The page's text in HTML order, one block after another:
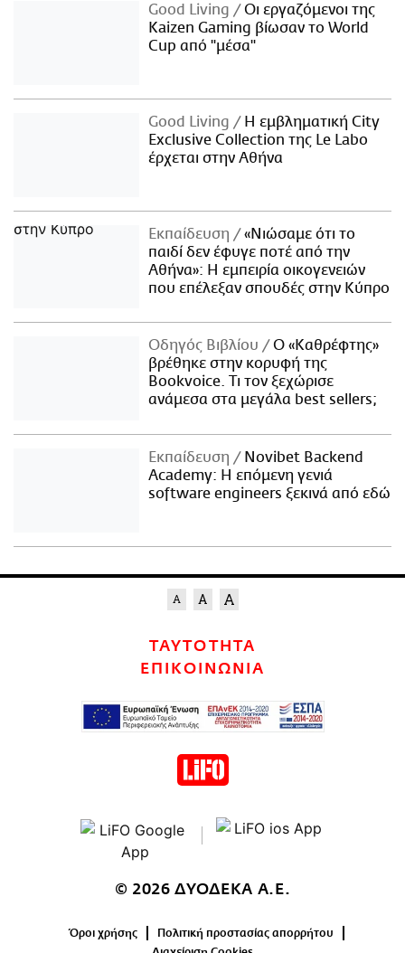
Good Living
Οι εργαζόμενοι της
Kaizen Gaming βίωσαν το World
Cup από "μέσα"
Good Living
Η εμβληματική City
Exclusive Collection της Le Labo
έρχεται στην Αθήνα
Εκπαίδευση
«Νιώσαμε ότι το
παιδί δεν έφυγε ποτέ από την
Αθήνα»: Η εμπειρία οικογενειών
που επέλεξαν σπουδές στην Κύπρο
Οδηγός Βιβλίου
Ο «Καθρέφτης»
βρέθηκε στην κορυφή της
Bookvoice. Τι τον ξεχώρισε
ανάμεσα στα μεγάλα best sellers;
Εκπαίδευση
Novibet Backend
Academy: Η επόμενη γενιά
software engineers ξεκινά από εδώ
ΤΑΥΤΟΤΗΤΑ
ΕΠΙΚΟΙΝΩΝΙΑ
© 2026 ΔΥΟΔΕΚΑ Α.Ε.
Όροι χρήσης
Πολιτική προστασίας απορρήτου